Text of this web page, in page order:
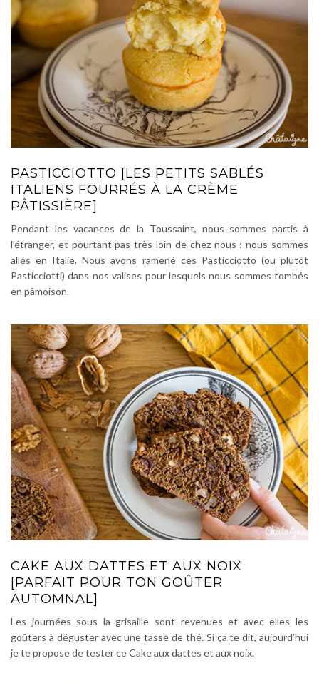
PASTICCIOTTO [LES PETITS SABLÉS
ITALIENS FOURRÉS À LA CRÈME
PÂTISSIÈRE]
Pendant les vacances de la Toussaint, nous sommes partis à
l’étranger, et pourtant pas très loin de chez nous : nous sommes
allés en Italie. Nous avons ramené ces Pasticciotto (ou plutôt
Pasticciotti) dans nos valises pour lesquels nous sommes tombés
en pâmoison.
CAKE AUX DATTES ET AUX NOIX
[PARFAIT POUR TON GOÛTER
AUTOMNAL]
Les journées sous la grisaille sont revenues et avec elles les
goûters à déguster avec une tasse de thé. Si ça te dit, aujourd’hui
je te propose de tester ce Cake aux dattes et aux noix.